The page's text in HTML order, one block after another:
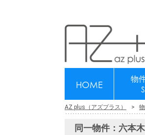
HOME
物
AZ plus（アズプラス）
同一物件：六本